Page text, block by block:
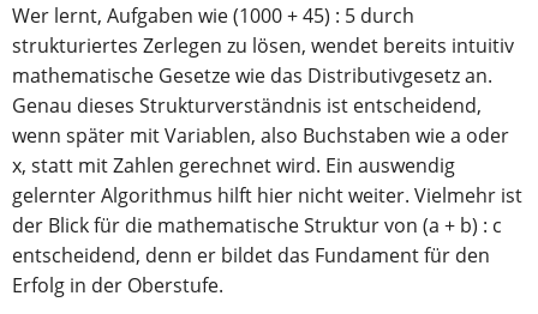
Wer lernt, Aufgaben wie (1000 + 45) : 5 durch
strukturiertes Zerlegen zu lösen, wendet bereits intuitiv
mathematische Gesetze wie das Distributivgesetz an.
Genau dieses Strukturverständnis ist entscheidend,
wenn später mit Variablen, also Buchstaben wie a oder
x, statt mit Zahlen gerechnet wird. Ein auswendig
gelernter Algorithmus hilft hier nicht weiter. Vielmehr ist
der Blick für die mathematische Struktur von (a + b) : c
entscheidend, denn er bildet das Fundament für den
Erfolg in der Oberstufe.